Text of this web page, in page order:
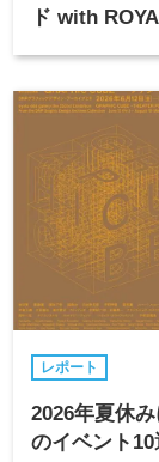
ド with
レポート
2026年夏休
のイベント